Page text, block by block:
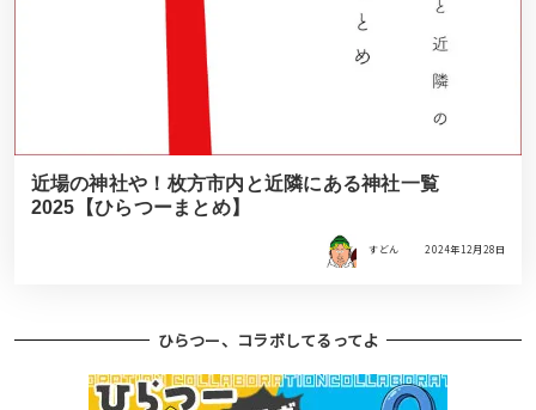
近場の神社や！枚方市内と近隣にある神社一覧
2025【ひらつーまとめ】
すどん 2024年12月28日
ひらつー、コラボしてるってよ